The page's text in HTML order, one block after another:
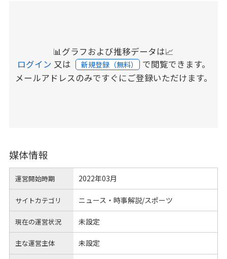
📊グラフおよび推移データは📈
ログイン 又は 新規登録（無料） で閲覧できます。
メールアドレスのみですぐにご登録いただけます。
媒体情報
運営開始時期 2022年03月
サイトカテゴリ ニュース・時事解説/スポーツ
現在の運営状況 未設定
主な運営主体 未設定